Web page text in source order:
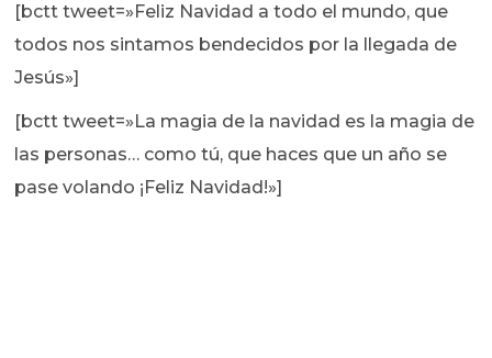
[bctt tweet=»Feliz Navidad a todo el mundo, que
todos nos sintamos bendecidos por la llegada de
Jesús»]
[bctt tweet=»La magia de la navidad es la magia de
las personas… como tú, que haces que un año se
pase volando ¡Feliz Navidad!»]